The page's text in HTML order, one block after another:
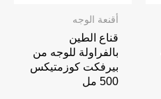
أقنعة الوجه
قناع الطين
بالفراولة للوجه من
بيرفكت كوزمتيكس
500 مل